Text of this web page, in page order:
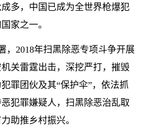
多，中国已成为全世界枪爆犯
家之一。
， 2018年扫黑除恶专项斗争开展
关雷霆出击，深挖严打，摧毁
罪团伙及其“保护伞”，依法抓
犯罪嫌疑人，扫黑除恶治乱取
助推乡村振兴。